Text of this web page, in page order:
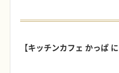
【キッチンカフェ かっぱ に